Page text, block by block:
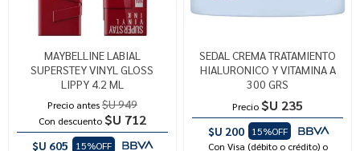
MAYBELLINE LABIAL
SUPERSTEY VINYL GLOSS
LIPPY 4.2 ML
Precio antes$U 949
Con descuento $U 712
$U 605
15%OFF
SEDAL CREMA TRATAMIENTO
HIALURONICO Y VITAMINA A
300 GRS
Precio $U 235
$U 200
15%OFF
Con Visa (débito o crédito) o